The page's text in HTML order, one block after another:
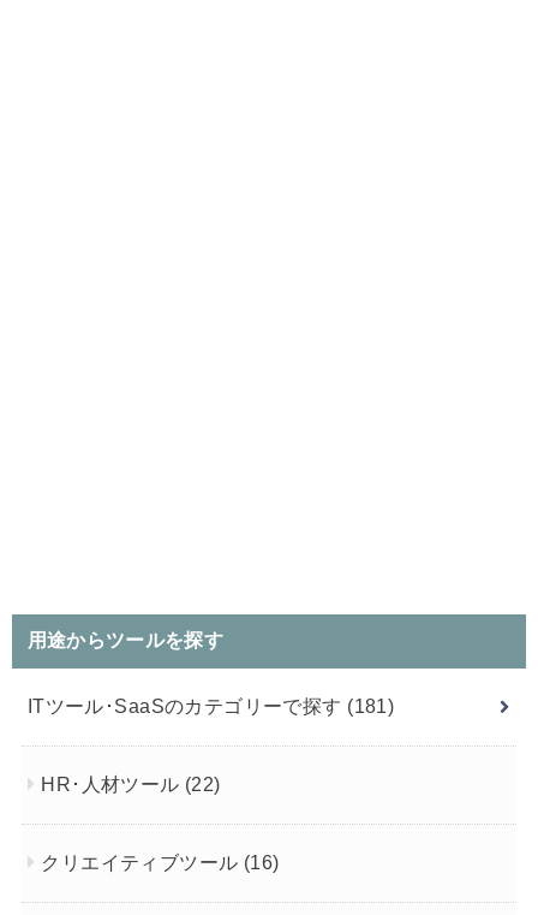
用途からツールを探す
ITツール･SaaSのカテゴリーで探す (181)
HR･人材ツール (22)
クリエイティブツール (16)